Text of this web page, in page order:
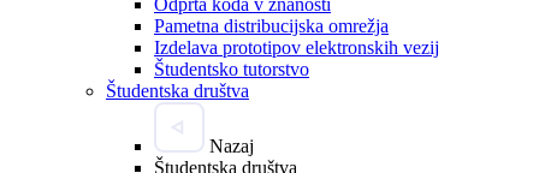
Pametna distribucijska omrežja
Izdelava prototipov elektronskih vezij
Študentsko tutorstvo
Študentska društva
Nazaj
Študentska društva